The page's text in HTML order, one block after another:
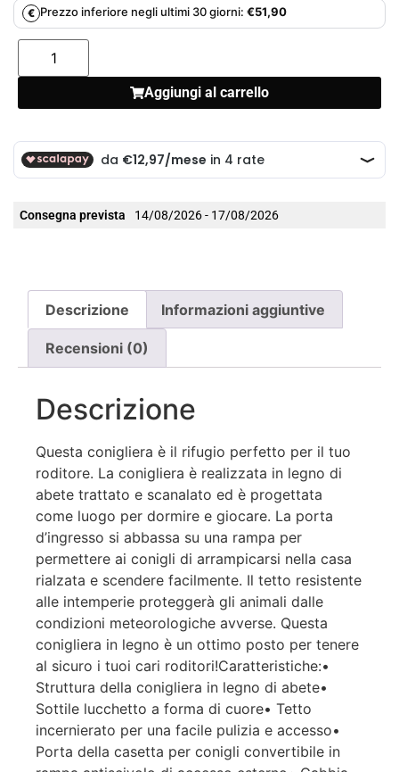
€ Prezzo inferiore negli ultimi 30 giorni: €51,90
Aggiungi al carrello
Consegna prevista 14/08/2026 - 17/08/2026
Descrizione Informazioni aggiuntive
Recensioni (0)
Descrizione
Questa conigliera è il rifugio perfetto per il tuo
roditore. La conigliera è realizzata in legno di
abete trattato e scanalato ed è progettata
come luogo per dormire e giocare. La porta
d’ingresso si abbassa su una rampa per
permettere ai conigli di arrampicarsi nella casa
rialzata e scendere facilmente. Il tetto resistente
alle intemperie proteggerà gli animali dalle
condizioni meteorologiche avverse. Questa
conigliera in legno è un ottimo posto per tenere
al sicuro i tuoi cari roditori!Caratteristiche:•
Struttura della conigliera in legno di abete•
Sottile lucchetto a forma di cuore• Tetto
incernierato per una facile pulizia e accesso•
Porta della casetta per conigli convertibile in